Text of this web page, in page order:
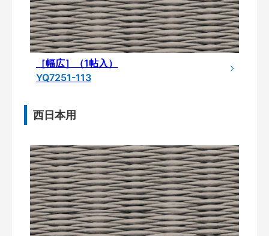
［幅広］（1帖入）
YQ7251-113
西日本用